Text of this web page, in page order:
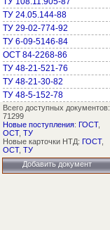
ТУ 24.05.144-88
ТУ 29-02-774-92
ТУ 6-09-5146-84
ОСТ 84-2268-86
ТУ 48-21-521-76
ТУ 48-21-30-82
ТУ 48-5-152-78
Всего доступных документов:
71299
Новые поступления: ГОСТ,
ОСТ, ТУ
Новые карточки НТД: ГОСТ,
ОСТ, ТУ
Добавить документ